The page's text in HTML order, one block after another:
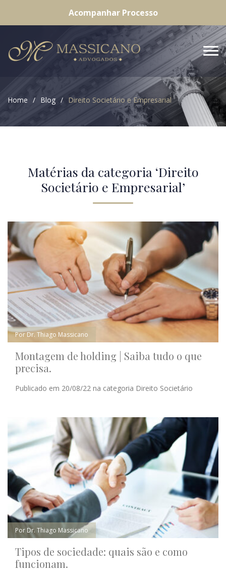
Acompanhar Processo
Home Blog Direito Societário e Empresarial
Matérias da categoria ‘Direito
Societário e Empresarial’
Por Dr. Thiago Massicano
Montagem de holding | Saiba tudo o que
precisa.
Publicado em 20/08/22 na categoria Direito Societário
Por Dr. Thiago Massicano
Tipos de sociedade: quais são e como
funcionam.